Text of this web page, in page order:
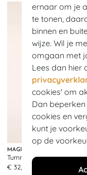
ernaar om je
te tonen,
binnen en
wijze. Wil je
omgaan met
Lees dan hier
cookies' om
Dan
cookies en
kunt je
op de
MAGIC BODYFASHION
Tummy Shaper Lace Slip in Zwart
€ 32,95